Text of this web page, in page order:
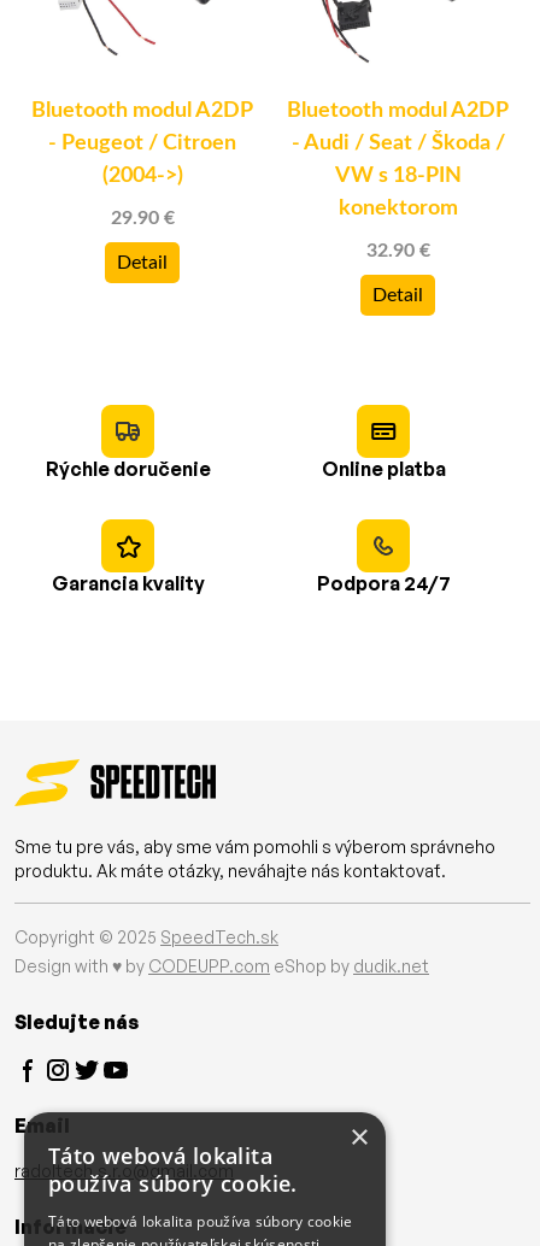
Bluetooth modul A2DP
- Peugeot / Citroen
(2004->)
29.90 €
Detail
Bluetooth modul A2DP
- Audi / Seat / Škoda /
VW s 18-PIN
konektorom
32.90 €
Detail
Rýchle doručenie Online platba
Garancia kvality Podpora 24/7
Sme tu pre vás, aby sme vám pomohli s výberom správneho
produktu. Ak máte otázky, neváhajte nás kontaktovať.
Copyright © 2025 SpeedTech.sk
Design with ♥ by CODEUPP.com eShop by dudik.net
Sledujte nás
Email
radoltech.s.r.o@gmail.com
Informácie
×
Táto webová lokalita
používa súbory cookie.
Táto webová lokalita používa súbory cookie